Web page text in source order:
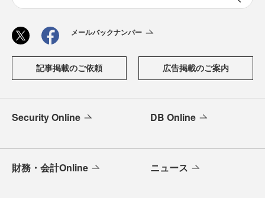
メールバックナンバー
記事掲載のご依頼 広告掲載のご案内
Security Online DB Online
財務・会計Online ニュース